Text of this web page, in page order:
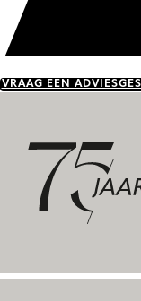
VRAAG EEN